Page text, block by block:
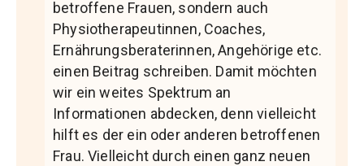
betroffene Frauen, sondern auch
Physiotherapeutinnen, Coaches,
Ernährungsberaterinnen, Angehörige etc.
einen Beitrag schreiben. Damit möchten
wir ein weites Spektrum an
Informationen abdecken, denn vielleicht
hilft es der ein oder anderen betroffenen
Frau. Vielleicht durch einen ganz neuen